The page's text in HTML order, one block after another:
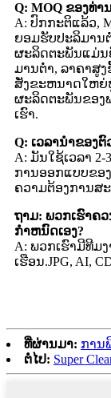
Q: MOQ ຂອງທ່
A: ປົກກະຕິແລ້ວ,
ຍອມຮັບປະລິມານ
ຜະລິດຕະພັນແມ່ນ
ມານຕ່ໍາ, ລາຄາສູ
ສັ່ງຂະຫນາດໃຫຍ່
ຜະລິດຕະພັນຂອງ
ເຮົາ.
Q: ເວລານໍາຂອງ
A: ມັນໃຊ້ເວລາ
ການອອກແບບຂອ
ຄວາມຕ້ອງການສ
ຖາມ: ພວກເຮົາຄ
ກໍາຫນົດເອງ?
A: ພວກເຮົາມີທີມ
ເຮືອນ.JPG, AI,
ທີ່ຜ່ານມາ: ການ
ຕໍ່ໄປ: Super